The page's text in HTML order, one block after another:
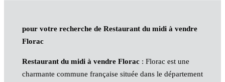
pour votre recherche de Restaurant du midi à vendre
Florac
Restaurant du midi à vendre Florac: Florac est une
charmante commune française située dans le département